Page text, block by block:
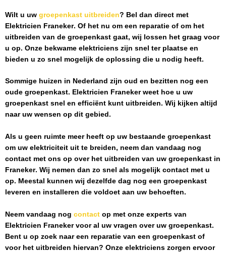
Wilt u uw groepenkast uitbreiden? Bel dan direct met
Elektricien Franeker. Of het nu om een reparatie of om het
uitbreiden van de groepenkast gaat, wij lossen het graag voor
u op. Onze bekwame elektriciens zijn snel ter plaatse en
bieden u zo snel mogelijk de oplossing die u nodig heeft.
Sommige huizen in Nederland zijn oud en bezitten nog een
oude groepenkast. Elektricien Franekerweet hoe u uw
groepenkast snel en efficiënt kunt uitbreiden. Wij kijken altijd
naar uw wensen op dit gebied.
Als u geen ruimte meer heeft op uw bestaande groepenkast
om uw elektriciteit uit te breiden, neem dan vandaag nog
contact met ons op over het uitbreiden van uw groepenkast in
Franeker. Wij nemen dan zo snel als mogelijk contact met u
op. Meestal kunnen wij dezelfde dag nog een groepenkast
leveren en installeren die voldoet aan uw behoeften.
Neem vandaag nog contact op met onze experts van
Elektricien Franekervoor al uw vragen over uw groepenkast.
Bent u op zoek naar een reparatie van een groepenkast of
voor het uitbreiden hiervan? Onze elektriciens zorgen ervoor